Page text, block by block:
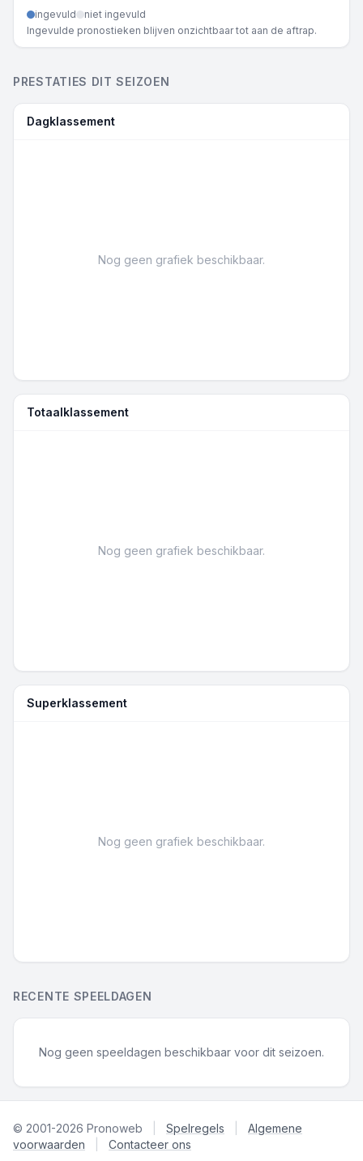
ingevuld
niet ingevuld
Ingevulde pronostieken blijven onzichtbaar tot aan de aftrap.
PRESTATIES DIT SEIZOEN
Dagklassement
Nog geen grafiek beschikbaar.
Totaalklassement
Nog geen grafiek beschikbaar.
Superklassement
Nog geen grafiek beschikbaar.
RECENTE SPEELDAGEN
Nog geen speeldagen beschikbaar voor dit seizoen.
© 2001-2026 Pronoweb Spelregels
Algemene
voorwaarden
Contacteer ons